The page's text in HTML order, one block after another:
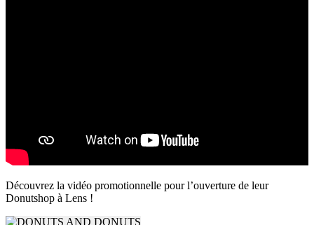
Découvrez la vidéo promotionnelle pour l’ouverture de leur
Donutshop à Lens !